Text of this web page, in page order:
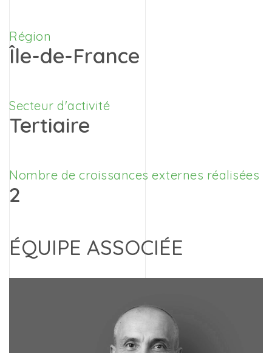
Région
Île-de-France
Secteur d'activité
Tertiaire
Nombre de croissances externes réalisées
2
ÉQUIPE ASSOCIÉE